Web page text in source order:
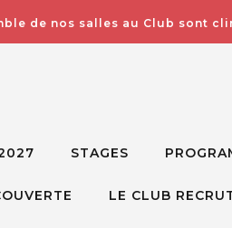
de nos salles au Club sont
STAGES
LE CLUB